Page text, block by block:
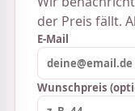
der Preis fällt.
E-Mail
Wunschpreis